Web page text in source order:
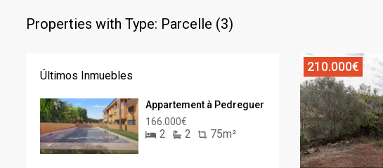
Properties with Type: Parcelle (3)
210.000€
Últimos Inmuebles
Appartement à Pedreguer
166.000€
2 2 75m²